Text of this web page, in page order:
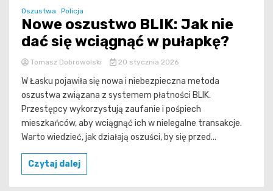
Oszustwa Policja
Nowe oszustwo BLIK: Jak nie
dać się wciągnąć w pułapkę?
Tomasz Dobrowolski 20 stycznia 2026
W Łasku pojawiła się nowa i niebezpieczna metoda
oszustwa związana z systemem płatności BLIK.
Przestępcy wykorzystują zaufanie i pośpiech
mieszkańców, aby wciągnąć ich w nielegalne transakcje.
Warto wiedzieć, jak działają oszuści, by się przed...
Czytaj dalej